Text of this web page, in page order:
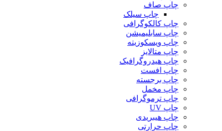
چاپ صاف
چاپ سیلک
چاپ کالکوگرافی
چاپ سابلیمیشن
چاپ ویسکوزیته
چاپ متالایز
چاپ هیدروگرافیک
چاپ افست
چاپ برجسته
چاپ مخمل
چاپ ترموگرافی
چاپ UV
چاپ هیبریدی
چاپ حرارتی